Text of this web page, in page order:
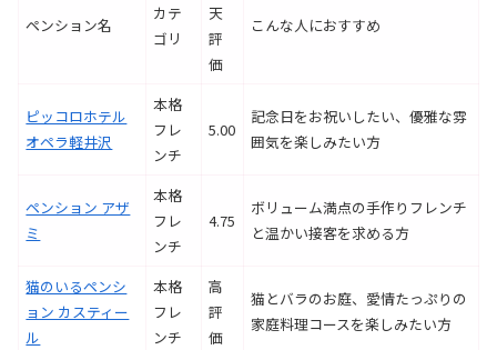
ペンション名
カテ
ゴリ
天
評
価
こんな人におすすめ
ピッコロホテル
オペラ軽井沢
本格
フレ
ンチ
5.00
記念日をお祝いしたい、優雅な雰
囲気を楽しみたい方
ペンション アザ
ミ
本格
フレ
ンチ
4.75
ボリューム満点の手作りフレンチ
と温かい接客を求める方
猫のいるペンシ
ョン カスティー
ル
本格
フレ
ンチ
高
評
価
猫とバラのお庭、愛情たっぷりの
家庭料理コースを楽しみたい方